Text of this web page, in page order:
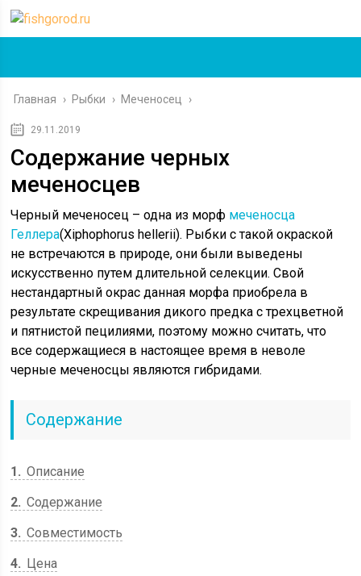
Главная › Рыбки › Меченосец ›
29.11.2019
Содержание черных
меченосцев
Черный меченосец – одна из морф меченосца
Геллера(Xiphophorus hellerii). Рыбки с такой окраской
не встречаются в природе, они были выведены
искусственно путем длительной селекции. Свой
нестандартный окрас данная морфа приобрела в
результате скрещивания дикого предка с трехцветной
и пятнистой пецилиями, поэтому можно считать, что
все содержащиеся в настоящее время в неволе
черные меченосцы являются гибридами.
Содержание
1
Описание
2 Содержание
3 Совместимость
4
Цена